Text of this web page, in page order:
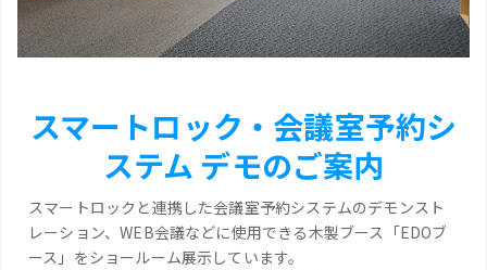
スマートロック・会議室予約シ
ステム デモのご案内
スマートロックと連携した会議室予約システムのデモンスト
レーション、WEB会議などに使用できる木製ブース「EDOブ
ース」をショールーム展示しています。